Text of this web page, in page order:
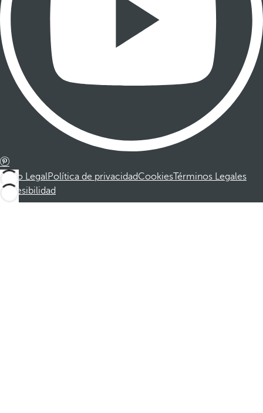
Aviso LegalPolítica de privacidadCookiesTérminos Legales
Accesibilidad